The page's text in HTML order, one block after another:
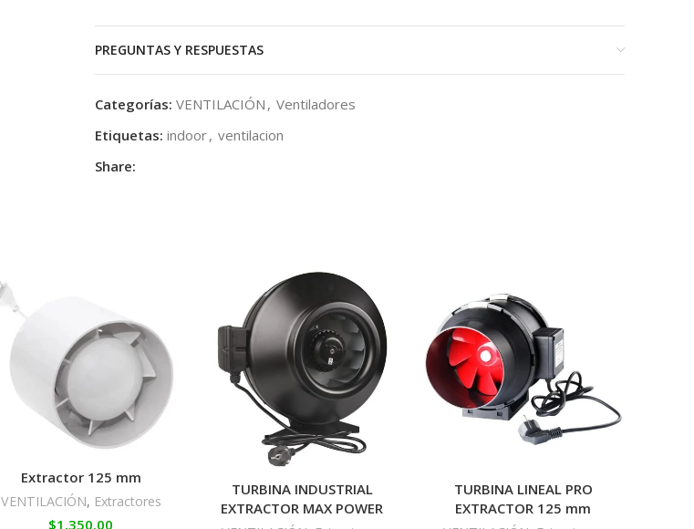
PREGUNTAS Y RESPUESTAS
Categorías: VENTILACIÓN , Ventiladores
Etiquetas: indoor, ventilacion
Share:
Extractor 125 mm
VENTILACIÓN, Extractores
$1,350.00
TURBINA INDUSTRIAL
EXTRACTOR MAX POWER
TURBINA LINEAL PRO
EXTRACTOR 125 mm